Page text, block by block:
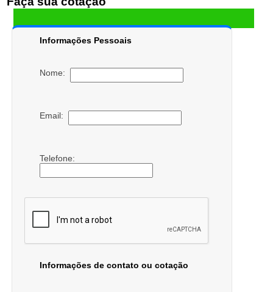
Informações Pessoais
Nome:
Email:
Telefone:
Informações de contato ou cotação